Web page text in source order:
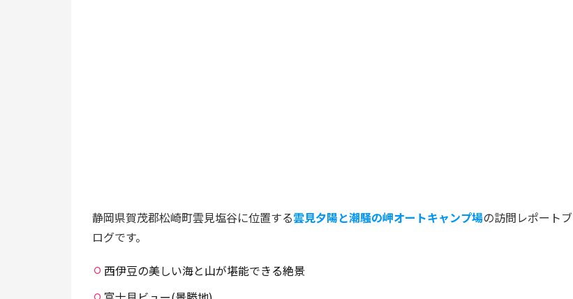
静岡県賀茂郡松崎町雲見塩谷に位置する雲見夕陽と潮騒の岬オートキャンプ場の訪問レポートブ
ログです。
西伊豆の美しい海と山が堪能できる絶景